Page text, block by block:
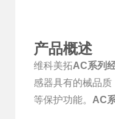
产品概述
维科美拓AC系列
感器具有的械品
等保护功能。 AC